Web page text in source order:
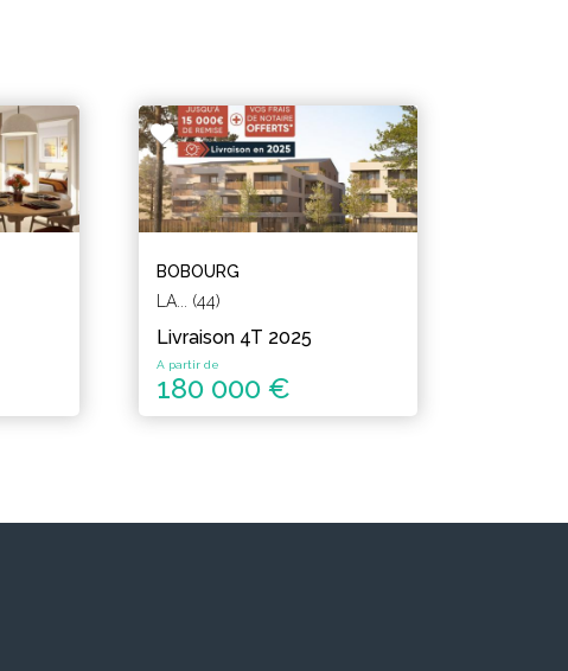
BOBOURG
LA... (44)
Livraison 4T 2025
A partir de
180 000 €